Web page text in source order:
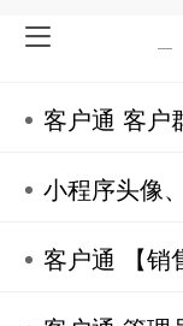
客户通 客户
小程序头像
客户通 【销